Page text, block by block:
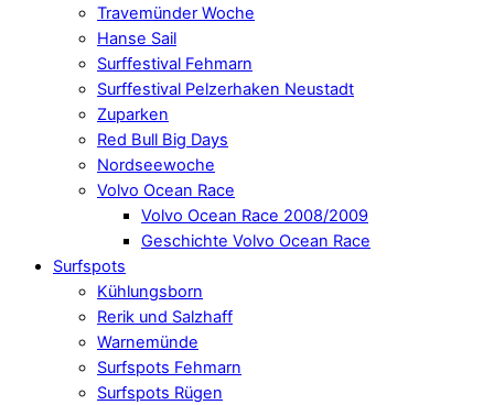
Travemünder Woche
Hanse Sail
Surffestival Fehmarn
Surffestival Pelzerhaken Neustadt
Zuparken
Red Bull Big Days
Nordseewoche
Volvo Ocean Race
Volvo Ocean Race 2008/2009
Geschichte Volvo Ocean Race
Surfspots
Kühlungsborn
Rerik und Salzhaff
Warnemünde
Surfspots Fehmarn
Surfspots Rügen